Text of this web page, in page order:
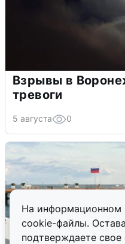
На информационном
cookie-файлы.
подтверждаете свое
Взрывы в
тревоги
5 августа 0